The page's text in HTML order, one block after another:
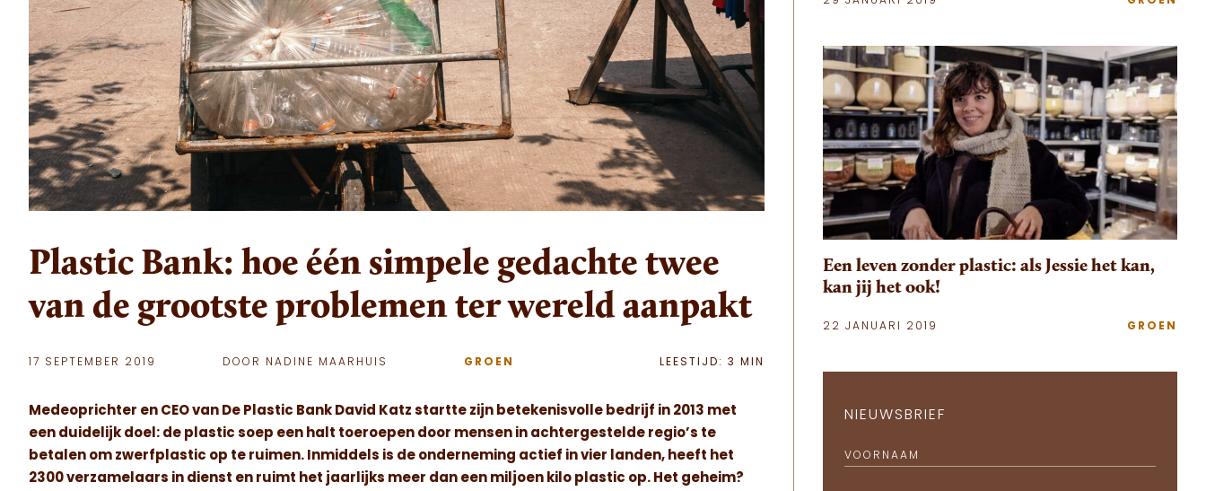
Plastic Bank: hoe één simpele gedachte twee
van de grootste problemen ter wereld aanpakt
17 SEPTEMBER 2019 DOOR NADINE MAARHUIS GROEN LEESTIJD: 3 MIN
Medeoprichter en CEO van De Plastic Bank David Katz startte zijn betekenisvolle bedrijf in 2013 met
een duidelijk doel: de plastic soep een halt toeroepen door mensen in achtergestelde regio’s te
betalen om zwerfplastic op te ruimen. Inmiddels is de onderneming actief in vier landen, heeft het
2300 verzamelaars in dienst en ruimt het jaarlijks meer dan een miljoen kilo plastic op. Het geheim?
Een leven zonder plastic: als Jessie het kan,
kan jij het ook!
22 JANUARI 2019 GROEN
NIEUWSBRIEF
VOORNAAM